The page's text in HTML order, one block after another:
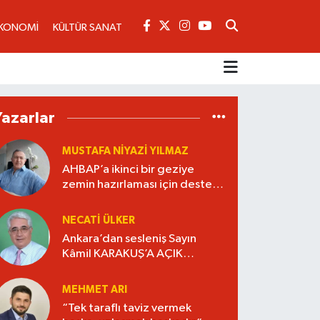
KÜLTÜR SANAT
MUSTAFA NIYAZI YILMAZ
AHBAP’a ikinci bir geziye
zemin hazırlaması için destek
NECATI ÜLKER
Ankara’dan sesleniş Sayın
Kâmil KARAKUŞ’A AÇIK
“YAŞANMIŞLIĞI KİTAP HALİNE
MEHMET ARI
“Tek taraflı taviz vermek